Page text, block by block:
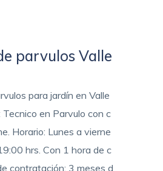
parvulos Valle
para jardín en Valle
en Parvulo con c
Horario: Lunes a vierne
hrs. Con 1 hora de c
contratación: 3 meses d